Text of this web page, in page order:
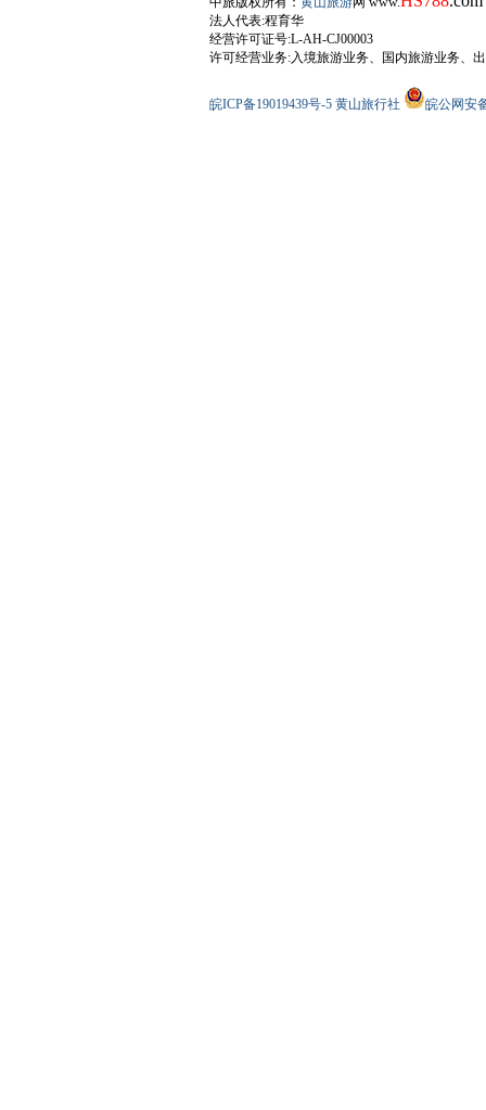
法人代表:程育华
经营许可证号:L-AH-CJ00003
许可经营业务:入境旅游业务、国内旅游业务、
皖ICP备19019439号-5 黄山旅行社 皖公网安